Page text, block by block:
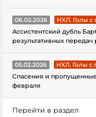
06.02.2026
НХЛ. Голы с
Ассистентский дубль
результативных
05.02.2026
НХЛ. Голы с
Спасения и
февраля
Перейти в раздел